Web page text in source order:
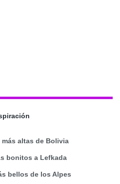
altas de Bolivia
bonitos a Lefkada
bellos de los Alpes